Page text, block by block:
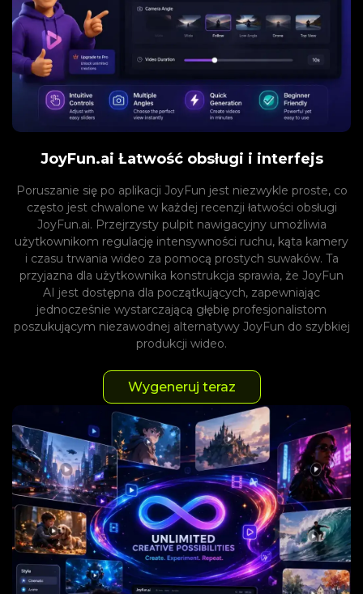
JoyFun.ai Łatwość obsługi i interfejs
Poruszanie się po aplikacji JoyFun jest niezwykle proste, co
często jest chwalone w każdej recenzji łatwości obsługi
JoyFun.ai. Przejrzysty pulpit nawigacyjny umożliwia
użytkownikom regulację intensywności ruchu, kąta kamery
i czasu trwania wideo za pomocą prostych suwaków. Ta
przyjazna dla użytkownika konstrukcja sprawia, że ​​JoyFun
AI jest dostępna dla początkujących, zapewniając
jednocześnie wystarczającą głębię profesjonalistom
poszukującym niezawodnej alternatywy JoyFun do szybkiej
produkcji wideo.
Wygeneruj teraz